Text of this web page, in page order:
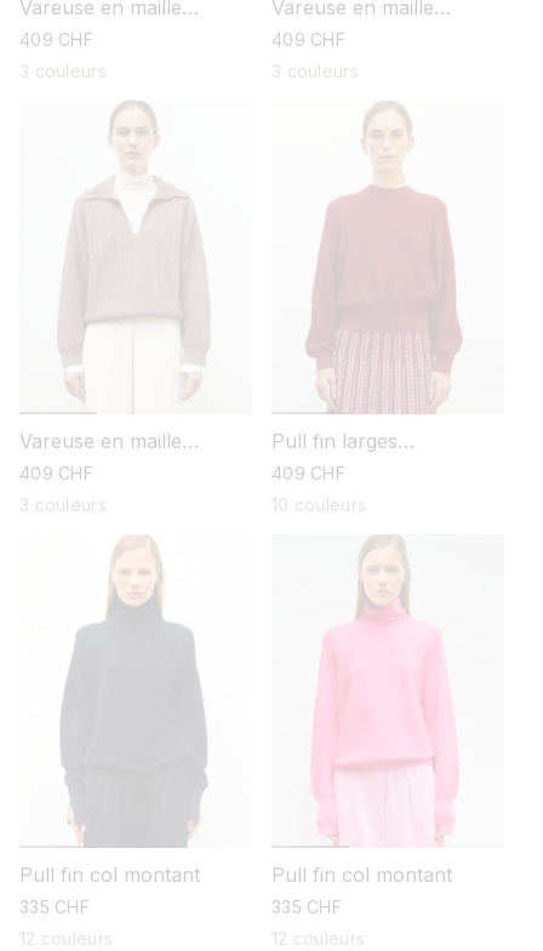
Vareuse en maille
ondulée
prix
habituel
409 CHF
3 couleurs
Vareuse en maille
ondulée
prix
habituel
409 CHF
3 couleurs
Vareuse en maille
ondulée
prix
habituel
409 CHF
3 couleurs
Pull fin larges
emmanchures
prix
habituel
409 CHF
10 couleurs
Pull fin col montant
prix
habituel
335 CHF
12 couleurs
Pull fin col montant
prix
habituel
335 CHF
12 couleurs